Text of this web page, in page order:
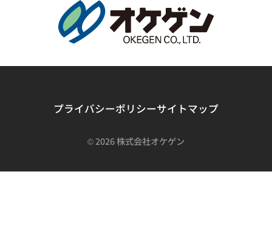
プライバシーポリシーサイトマップ
©2026 株式会社オケゲン